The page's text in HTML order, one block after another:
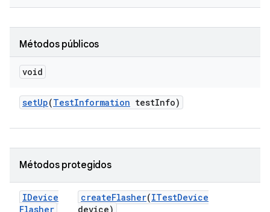
Métodos públicos
void
setUp(TestInformation testInfo)
Métodos protegidos
IDevice
Flasher
createFlasher(ITestDevice
device)